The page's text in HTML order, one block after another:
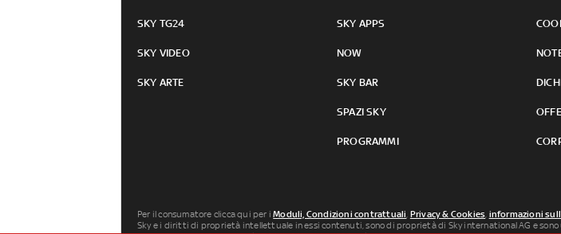
SKY TG24
SKY VIDEO
SKY ARTE
SKY APPS
NOW
SKY BAR
SPAZI SKY
PROGRAMMI
Per il consumatore clicca qui per iModuli, Condizioni contrattuali, Privacy & Cookies, informazioni
Sky e i diritti di proprietà intellettuale in essi contenuti, sono di proprietà di Sky international AG e sono